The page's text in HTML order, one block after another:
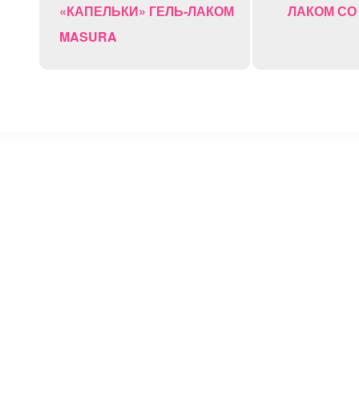
«КАПЕЛЬКИ» ГЕЛЬ-ЛАКОМ
MASURA
ЛАКОМ СО